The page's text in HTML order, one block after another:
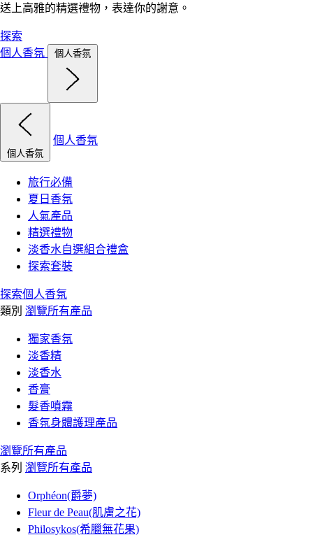
送上高雅的精選禮物，表達你的謝意。
探索
個人香氛
個人香氛
個人香氛
個人香氛
旅行必備
夏日香氛
人氣產品
精選禮物
淡香水自選組合禮盒
探索套裝
探索個人香氛
類別 瀏覽所有產品
獨家香氛
淡香精
淡香水
香膏
髮香噴霧
香氛身體護理產品
瀏覽所有產品
系列 瀏覽所有產品
Orphéon(爵夢)
Fleur de Peau(肌膚之花)
Philosykos(希臘無花果)